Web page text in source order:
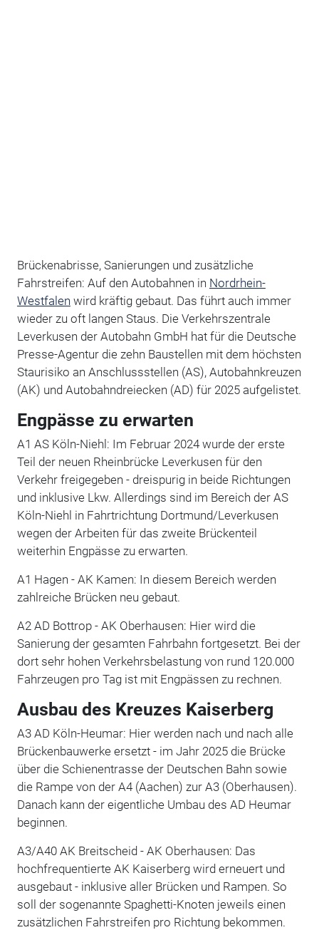
Brückenabrisse, Sanierungen und zusätzliche
Fahrstreifen: Auf den Autobahnen in Nordrhein-
Westfalen wird kräftig gebaut. Das führt auch immer
wieder zu oft langen Staus. Die Verkehrszentrale
Leverkusen der Autobahn GmbH hat für die Deutsche
Presse-Agentur die zehn Baustellen mit dem höchsten
Staurisiko an Anschlussstellen (AS), Autobahnkreuzen
(AK) und Autobahndreiecken (AD) für 2025 aufgelistet.
Engpässe zu erwarten
A1 AS Köln-Niehl: Im Februar 2024 wurde der erste
Teil der neuen Rheinbrücke Leverkusen für den
Verkehr freigegeben - dreispurig in beide Richtungen
und inklusive Lkw. Allerdings sind im Bereich der AS
Köln-Niehl in Fahrtrichtung Dortmund/Leverkusen
wegen der Arbeiten für das zweite Brückenteil
weiterhin Engpässe zu erwarten.
A1 Hagen - AK Kamen: In diesem Bereich werden
zahlreiche Brücken neu gebaut.
A2 AD Bottrop - AK Oberhausen: Hier wird die
Sanierung der gesamten Fahrbahn fortgesetzt. Bei der
dort sehr hohen Verkehrsbelastung von rund 120.000
Fahrzeugen pro Tag ist mit Engpässen zu rechnen.
Ausbau des Kreuzes Kaiserberg
A3 AD Köln-Heumar: Hier werden nach und nach alle
Brückenbauwerke ersetzt - im Jahr 2025 die Brücke
über die Schienentrasse der Deutschen Bahn sowie
die Rampe von der A4 (Aachen) zur A3 (Oberhausen).
Danach kann der eigentliche Umbau des AD Heumar
beginnen.
A3/A40 AK Breitscheid - AK Oberhausen: Das
hochfrequentierte AK Kaiserberg wird erneuert und
ausgebaut - inklusive aller Brücken und Rampen. So
soll der sogenannte Spaghetti-Knoten jeweils einen
zusätzlichen Fahrstreifen pro Richtung bekommen.